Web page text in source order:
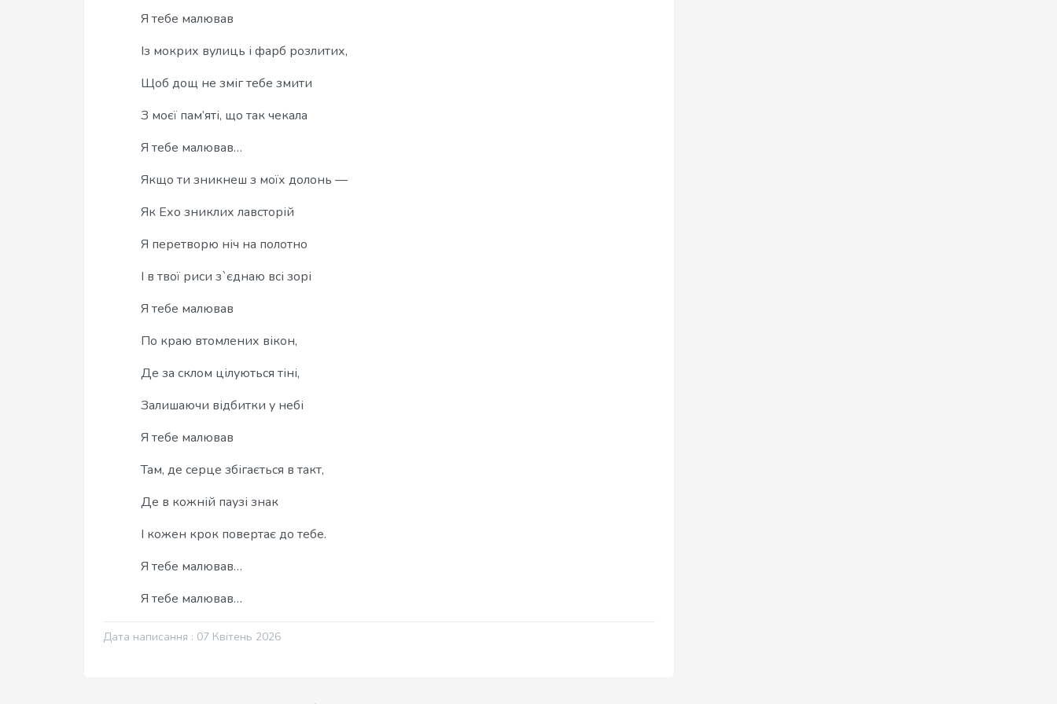
Я тебе малював
Із мокрих вулиць і фарб розлитих,
Щоб дощ не зміг тебе змити
З моєї пам’яті, що так чекала
Я тебе малював…
Якщо ти зникнеш з моїх долонь —
Як Ехо зниклих лавсторій
Я перетворю ніч на полотно
І в твої риси з`єднаю всі зорі
Я тебе малював
По краю втомлених вікон,
Де за склом цілуються тіні,
Залишаючи відбитки у небі
Я тебе малював
Там, де серце збігається в такт,
Де в кожній паузі знак
І кожен крок повертає до тебе.
Я тебе малював…
Я тебе малював…
Дата написання : 07 Квітень 2026